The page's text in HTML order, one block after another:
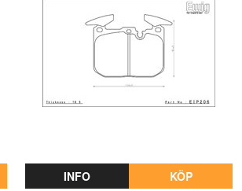
INFO KÖP